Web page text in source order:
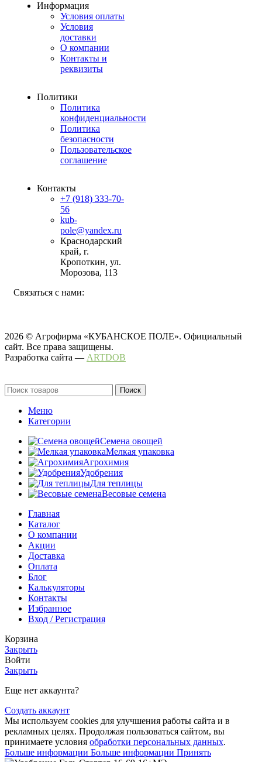
Информация
Условия оплаты
Условия
доставки
О компании
Контакты и
реквизиты
Политики
Политика
конфиденциальности
Политика
безопасности
Пользовательское
соглашение
Контакты
+7 (918) 333-70-
56
kub-
pole@yandex.ru
Краснодарский
край, г.
Кропоткин, ул.
Морозова, 113
Связаться с нами:
2026 © Агрофирма «КУБАНСКОЕ ПОЛЕ». Официальный
сайт. Все права защищены.
Разработка сайта — ARTDOB
Поиск
Меню
Категории
Семена овощей
Мелкая упаковка
Агрохимия
Удобрения
Для теплицы
Весовые семена
Главная
Каталог
О компании
Акции
Доставка
Оплата
Блог
Калькуляторы
Контакты
Избранное
Вход / Регистрация
Корзина
Закрыть
Войти
Закрыть
Еще нет аккаунта?
Создать аккаунт
Мы используем cookies для улучшения работы сайта и в
рекламных целях. Продолжая пользоваться сайтом, вы
принимаете условия обработки персональных данных.
Больше информации Больше информации Принять